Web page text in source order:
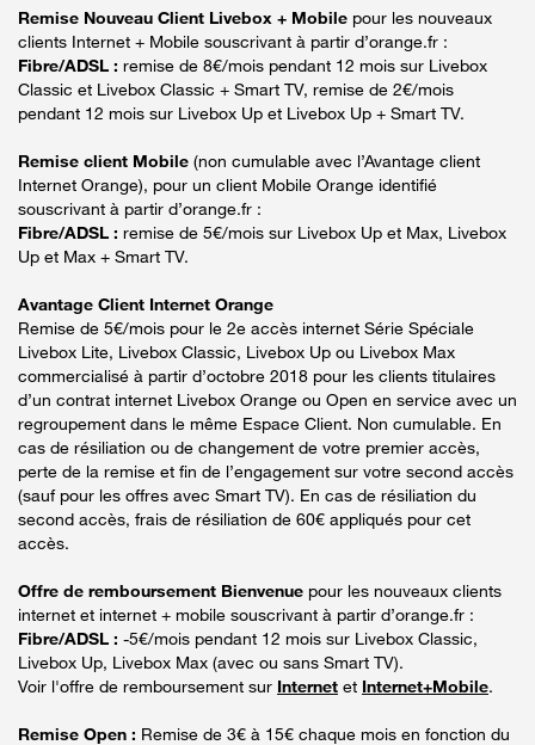
Remise Nouveau Client Livebox + Mobile pour les nouveaux
clients Internet + Mobile souscrivant à partir d’orange.fr :
Fibre/ADSL : remise de 8€/mois pendant 12 mois sur Livebox
Classic et Livebox Classic + Smart TV, remise de 2€/mois
pendant 12 mois sur Livebox Up et Livebox Up + Smart TV.
Remise client Mobile (non cumulable avec l’Avantage client
Internet Orange), pour un client Mobile Orange identifié
souscrivant à partir d’orange.fr :
Fibre/ADSL : remise de 5€/mois sur Livebox Up et Max, Livebox
Up et Max + Smart TV.
Avantage Client Internet Orange
Remise de 5€/mois pour le 2e accès internet Série Spéciale
Livebox Lite, Livebox Classic, Livebox Up ou Livebox Max
commercialisé à partir d’octobre 2018 pour les clients titulaires
d’un contrat internet Livebox Orange ou Open en service avec un
regroupement dans le même Espace Client. Non cumulable. En
cas de résiliation ou de changement de votre premier accès,
perte de la remise et fin de l’engagement sur votre second accès
(sauf pour les offres avec Smart TV). En cas de résiliation du
second accès, frais de résiliation de 60€ appliqués pour cet
accès.
Offre de remboursement Bienvenue pour les nouveaux clients
internet et internet + mobile souscrivant à partir d’orange.fr :
Fibre/ADSL : -5€/mois pendant 12 mois sur Livebox Classic,
Livebox Up, Livebox Max (avec ou sans Smart TV).
Voir l'offre de remboursement sur Internet et Internet+Mobile.
Remise Open : Remise de 3€ à 15€ chaque mois en fonction du